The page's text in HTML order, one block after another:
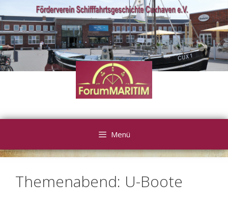
Inhalt
springen
Menü
Themenabend: U-Boote